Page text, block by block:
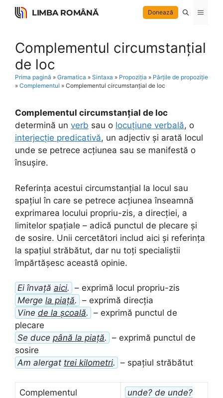
Skip
LIMBA ROMÂNĂ Donează Menu
Complementul circumstanțial
de loc
Prima pagină » Gramatica » Sintaxa » Propoziția » Părțile de propoziție
» Complementul » Complementul circumstanțial de loc
Complementul circumstanțial de loc
determină un verb sau o locuțiune verbală, o
interjecție predicativă, un adjectiv și arată locul
unde se petrece acțiunea sau se manifestă o
însușire.
Referința acestui circumstanțial la locul sau
spațiul în care se petrece acțiunea înseamnă
exprimarea locului propriu-zis, a direcției, a
limitelor spațiale – adică punctul de plecare și
de sosire. Unii cercetători includ aici și referința
la spațiul străbătut, dar nu toți specialiștii
împărtășesc această opinie.
Ei învață aici. – exprimă locul propriu-zis
Merge la piață. – exprimă direcția
Vine de la școală. – exprimă punctul de
plecare
Se duce până la piață. – exprimă punctul de
sosire
Am alergat trei kilometri. – spațiul străbătut
Complementul
unde? de unde?